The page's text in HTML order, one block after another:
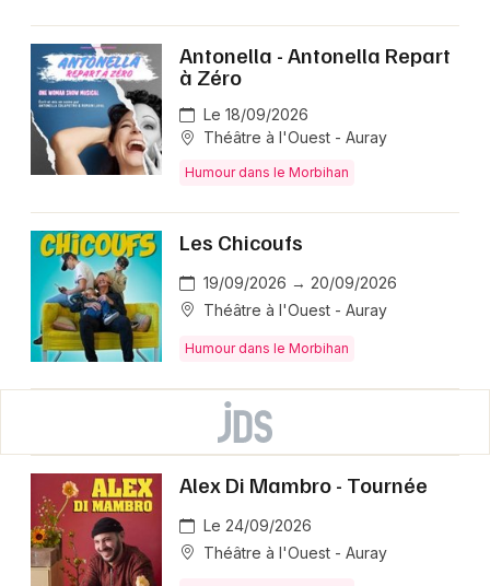
Antonella - Antonella Repart
à Zéro
Le 18/09/2026
Théâtre à l'Ouest - Auray
Humour dans le Morbihan
Les Chicoufs
19/09/2026 → 20/09/2026
Théâtre à l'Ouest - Auray
Humour dans le Morbihan
Alex Di Mambro - Tournée
Le 24/09/2026
Théâtre à l'Ouest - Auray